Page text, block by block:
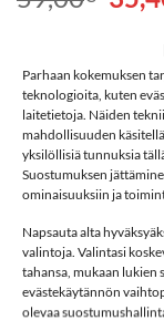
Parhaan kokemuksen
teknologioita, kuten
laitetietoja. Näiden
mahdollisuuden
yksilöllisiä tunnuksia
Suostumuksen
ominaisuuksiin ja
Napsauta alta
valintoja. Valintasi
tahansa, mukaan
evästekäytännön
olevaa
hinta
METSOLA BELL
Tuotetunnus (SKU):
Osastot:Metsola,
Avainsana tuotteelle